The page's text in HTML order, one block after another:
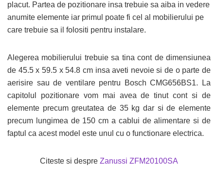
placut. Partea de pozitionare insa trebuie sa aiba in vedere
anumite elemente iar primul poate fi cel al mobilierului pe
care trebuie sa il folositi pentru instalare.
Alegerea mobilierului trebuie sa tina cont de dimensiunea
de 45.5 x 59.5 x 54.8 cm insa aveti nevoie si de o parte de
aerisire sau de ventilare pentru Bosch CMG656BS1. La
capitolul pozitionare vom mai avea de tinut cont si de
elemente precum greutatea de 35 kg dar si de elemente
precum lungimea de 150 cm a cablui de alimentare si de
faptul ca acest model este unul cu o functionare electrica.
Citeste si despre Zanussi ZFM20100SA